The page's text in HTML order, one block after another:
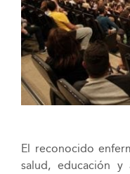
El reconocido
salud, educación y